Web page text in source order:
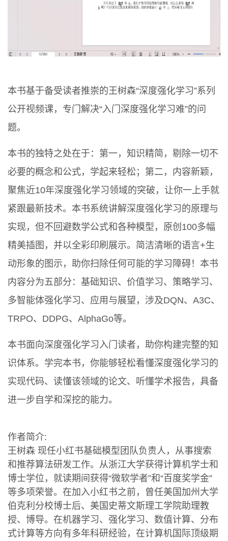
本书基于备受读者推崇的王树森“深度强化学习”系列
公开视频课，专门解决“入门深度强化学习难”的问
题。
本书的独特之处在于：第一，知识精简，剔除一切不
必要的概念和公式，学起来轻松；第二，内容新颖，
聚焦近10年深度强化学习领域的突破，让你一上手就
紧跟最新技术。本书系统讲解深度强化学习的原理与
实现，但不回避数学公式和各种模型，原创100多幅
精美插图，并以全彩印刷展示。简洁清晰的语言+生
动形象的图示，助你扫除任何可能的学习障碍！本书
内容分为五部分：基础知识、价值学习、策略学习、
多智能体强化学习、应用与展望，涉及DQN、A3C、
TRPO、DDPG、AlphaGo等。
本书面向深度强化学习入门读者，助你构建完整的知
识体系。学完本书，你能够轻松看懂深度强化学习的
实现代码、读懂该领域的论文、听懂学术报告，具备
进一步自学和深挖的能力。
作者简介:
王树森 现任小红书基础模型团队负责人，从事搜索
和推荐算法研发工作。从浙江大学获得计算机学士和
博士学位，就读期间获得“微软学者”和“百度奖学金”
等多项荣誉。在加入小红书之前，曾任美国加州大学
伯克利分校博士后、美国史蒂文斯理工学院助理教
授、博导。在机器学习、强化学习、数值计算、分布
式计算等方向有多年科研经验，在计算机国际顶级期